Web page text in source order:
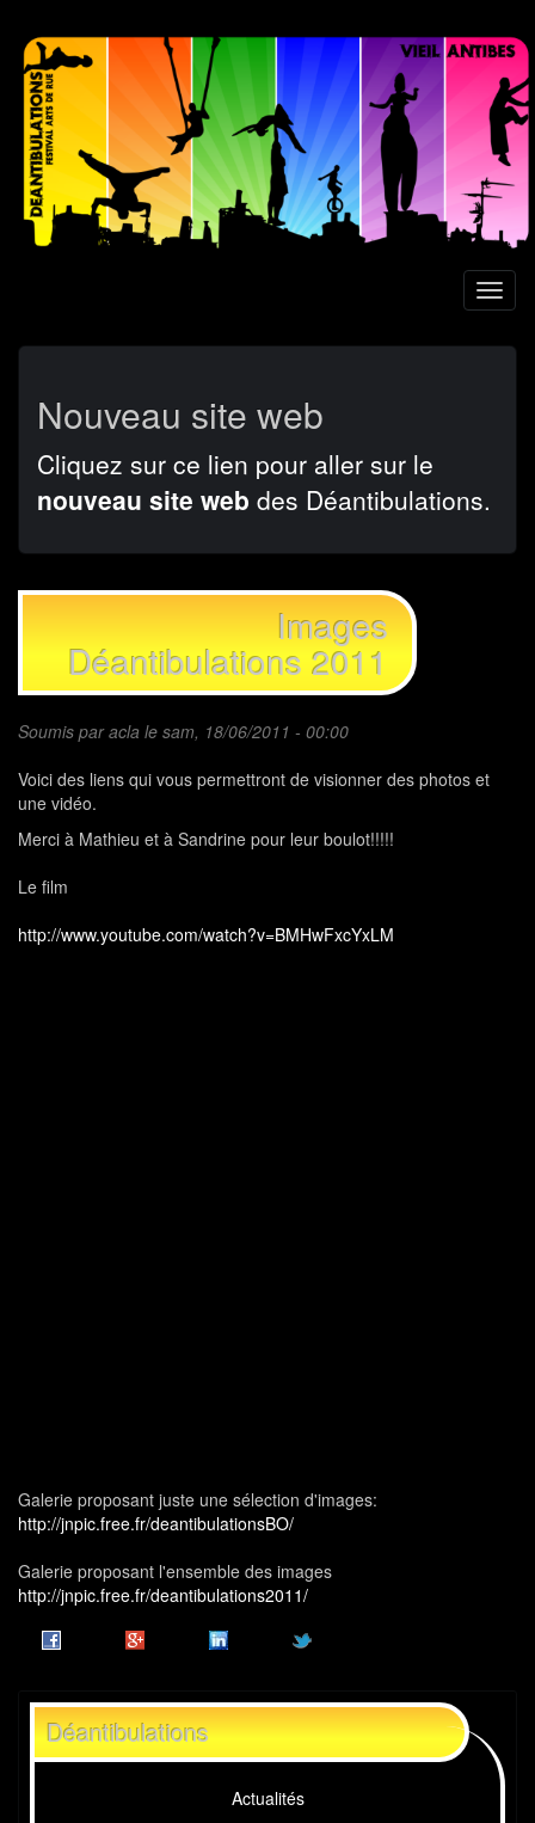
Aller
contenu
principal
Nouveau site web
Cliquez sur ce lien pour aller sur le
nouveau site web des Déantibulations.
Images
Déantibulations 2011
Soumis paracla le sam, 18/06/2011 - 00:00
Voici des liens qui vous permettront de visionner des photos et
une vidéo.
Merci à Mathieu et à Sandrine pour leur boulot!!!!!
Le film
http://www.youtube.com/watch?v=BMHwFxcYxLM
Galerie proposant juste une sélection d'images:
http://jnpic.free.fr/deantibulationsBO/
Galerie proposant l'ensemble des images
http://jnpic.free.fr/deantibulations2011/
Déantibulations
Actualités